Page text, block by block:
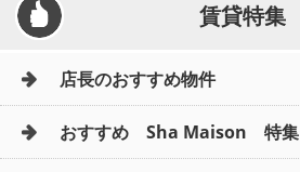
賃貸特集
店長のおすすめ物件
おすすめ Sha Maison 特集